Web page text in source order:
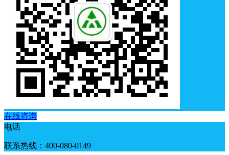
在线咨询
电话
联系热线：400-080-0149